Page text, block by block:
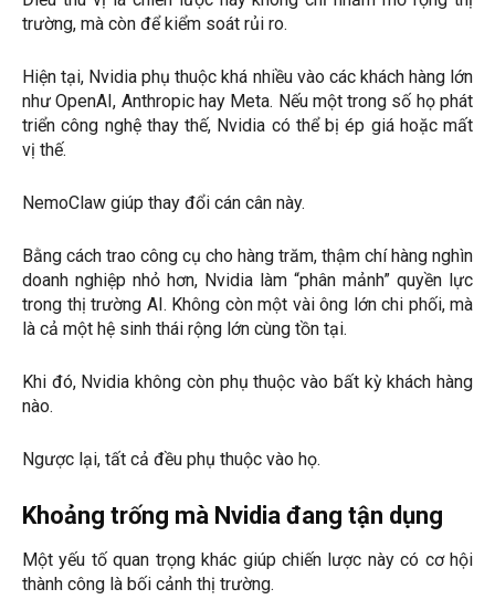
trường, mà còn để kiểm soát rủi ro.
Hiện tại, Nvidia phụ thuộc khá nhiều vào các khách hàng lớn
như OpenAI, Anthropic hay Meta. Nếu một trong số họ phát
triển công nghệ thay thế, Nvidia có thể bị ép giá hoặc mất
vị thế.
NemoClaw giúp thay đổi cán cân này.
Bằng cách trao công cụ cho hàng trăm, thậm chí hàng nghìn
doanh nghiệp nhỏ hơn, Nvidia làm “phân mảnh” quyền lực
trong thị trường AI. Không còn một vài ông lớn chi phối, mà
là cả một hệ sinh thái rộng lớn cùng tồn tại.
Khi đó, Nvidia không còn phụ thuộc vào bất kỳ khách hàng
nào.
Ngược lại, tất cả đều phụ thuộc vào họ.
Khoảng trống mà Nvidia đang tận dụng
Một yếu tố quan trọng khác giúp chiến lược này có cơ hội
thành công là bối cảnh thị trường.